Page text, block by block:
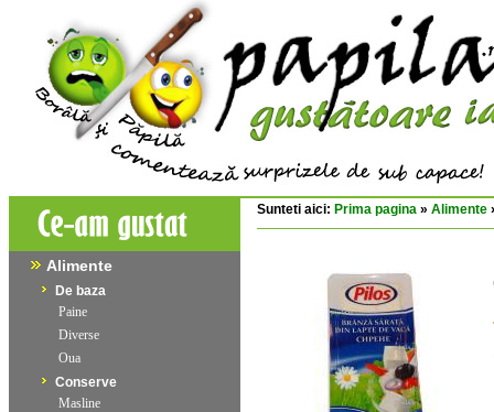
Alimente
De baza
Paine
Diverse
Oua
Conserve
Masline
Sunteti aici: Prima pagina » Alimente